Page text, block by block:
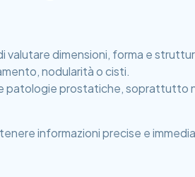
valutare dimensioni, forma e
nodularità o cisti.
patologie prostatiche, soprattutto
informazioni precise e